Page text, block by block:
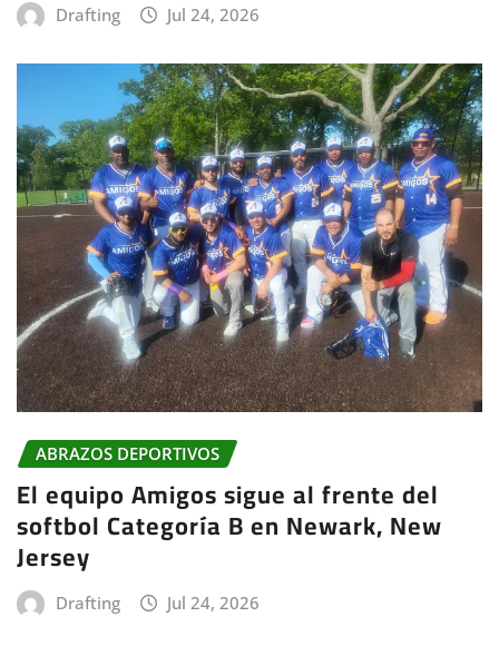
Drafting Jul 24, 2026
ABRAZOS DEPORTIVOS
El equipo Amigos sigue al frente del
softbol Categoría B en Newark, New
Jersey
Drafting Jul 24, 2026